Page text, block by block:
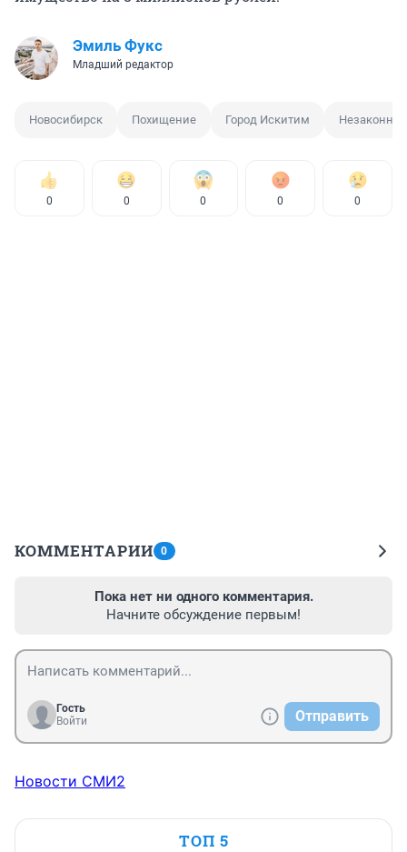
Эмиль Фукс
Младший редактор
Новосибирск Похищение Город Искитим
0 0 0 0 0
КОММЕНТАРИИ 0
Пока нет ни одного комментария.
Начните обсуждение первым!
Гость
Войти
Отправить
Новости СМИ2
ТОП 5